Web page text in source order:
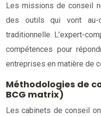
Les missions de conseil
des outils qui vont au-
traditionnelle. L’expert-
compétences pour
entreprises en matière de
Méthodologies de
BCG matrix)
Les cabinets de conseil